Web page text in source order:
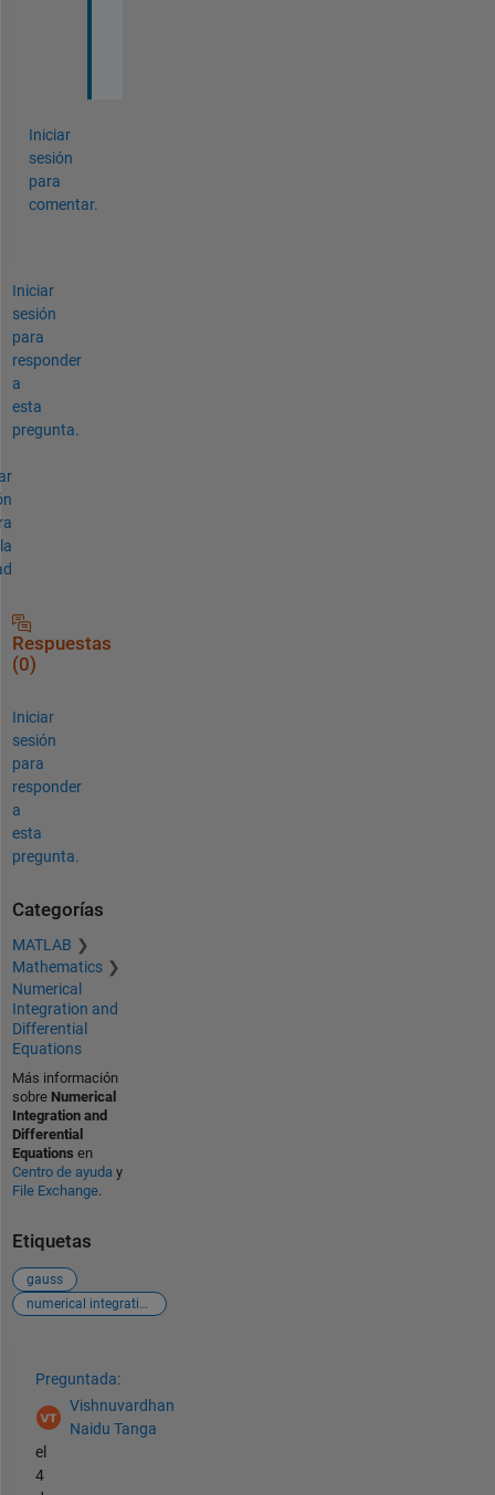
Iniciar
sesión
para
comentar.
Iniciar
sesión
para
responder
a
esta
pregunta.
Respuestas
(0)
Iniciar
sesión
para
responder
a
esta
pregunta.
Categorías
MATLAB
Mathematics
Numerical
Integration and
Differential
Equations
Más información
sobre Numerical
Integration and
Differential
Equations en
Centro de ayuday
File Exchange.
Etiquetas
gauss
numerical integration
Preguntada:
Vishnuvardhan
Naidu Tanga
el
4